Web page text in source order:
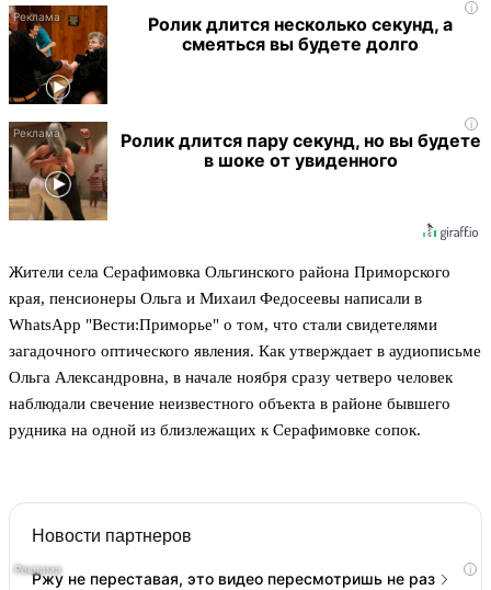
i
Ролик длится несколько секунд, а
смеяться вы будете долго
i
Ролик длится пару секунд, но вы будете
в шоке от увиденного
Жители села Серафимовка Ольгинского района Приморского
края, пенсионеры Ольга и Михаил Федосеевы написали в
WhatsApp "Вести:Приморье" о том, что стали свидетелями
загадочного оптического явления. Как утверждает в аудиописьме
Ольга Александровна, в начале ноября сразу четверо человек
наблюдали свечение неизвестного объекта в районе бывшего
рудника на одной из близлежащих к Серафимовке сопок.
Новости партнеров
i
Ржу не переставая, это видео пересмотришь не раз